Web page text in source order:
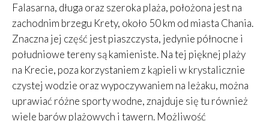
Falasarna, długa oraz szeroka plaża, położona jest na
zachodnim brzegu Krety, około 50 km od miasta Chania.
Znaczna jej część jest piaszczysta, jedynie północne i
południowe tereny są kamieniste. Na tej pięknej plaży
na Krecie, poza korzystaniem z kąpieli w krystalicznie
czystej wodzie oraz wypoczywaniem na leżaku, można
uprawiać różne sporty wodne, znajduje się tu również
wiele barów plażowych i tawern. Możliwość